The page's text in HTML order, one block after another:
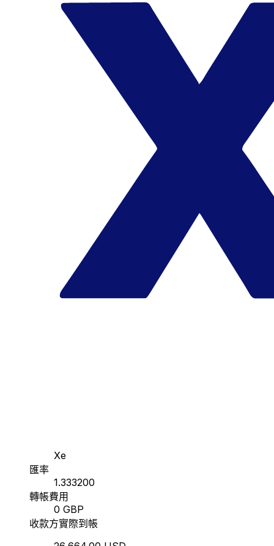
Xe
匯率
1.333200
轉帳費用
0 GBP
收款方實際到帳